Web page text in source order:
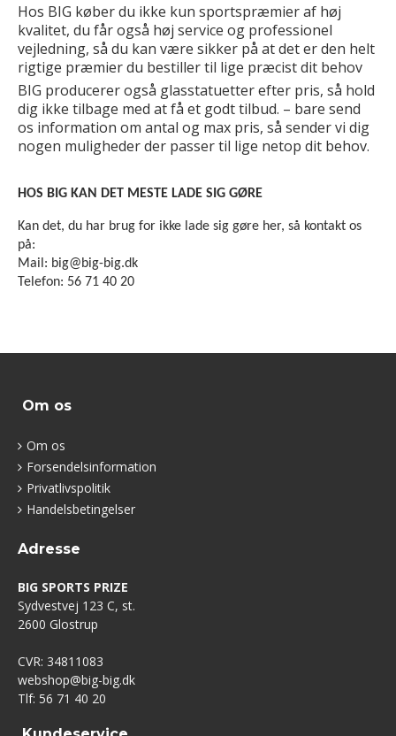
Hos BIG køber du ikke kun sportspræmier af høj
kvalitet, du får også høj service og professionel
vejledning, så du kan være sikker på at det er den helt
rigtige præmier du bestiller til lige præcist dit behov
BIG producerer også glasstatuetter efter pris, så hold
dig ikke tilbage med at få et godt tilbud. – bare send
os information om antal og max pris, så sender vi dig
nogen muligheder der passer til lige netop dit behov.
HOS BIG KAN DET MESTE LADE SIG GØRE
Kan det, du har brug for ikke lade sig gøre her, så kontakt os
på:
Mail: big@big-big.dk
Telefon: 56 71 40 20
Om os
Om os
Forsendelsinformation
Privatlivspolitik
Handelsbetingelser
Adresse
BIG SPORTS PRIZE
Sydvestvej 123 C, st.
2600 Glostrup
CVR: 34811083
webshop@big-big.dk
Tlf: 56 71 40 20